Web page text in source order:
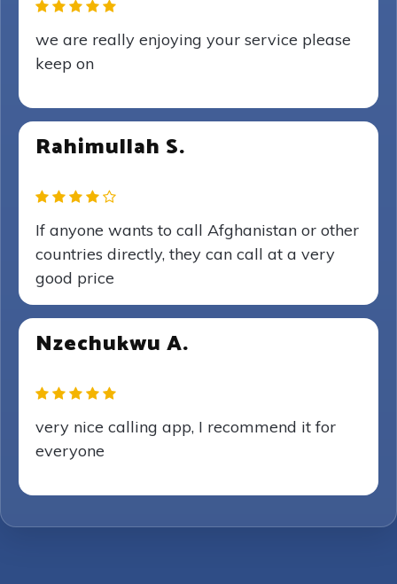
we are really enjoying your service please
keep on
Rahimullah S.
If anyone wants to call Afghanistan or other
countries directly, they can call at a very
good price
Nzechukwu A.
very nice calling app, I recommend it for
everyone